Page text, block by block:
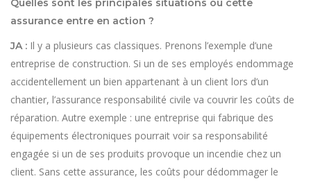
Quelles sont les principales situations où cette
assurance entre en action ?
JA : Il y a plusieurs cas classiques. Prenons l’exemple d’une
entreprise de construction. Si un de ses employés endommage
accidentellement un bien appartenant à un client lors d’un
chantier, l’assurance responsabilité civile va couvrir les coûts de
réparation. Autre exemple : une entreprise qui fabrique des
équipements électroniques pourrait voir sa responsabilité
engagée si un de ses produits provoque un incendie chez un
client. Sans cette assurance, les coûts pour dédommager le